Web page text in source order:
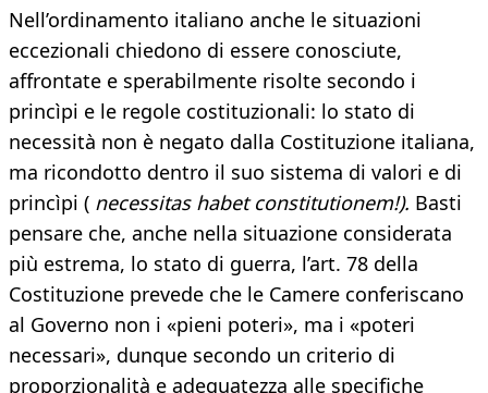
Nell’ordinamento italiano anche le situazioni
eccezionali chiedono di essere conosciute,
affrontate e sperabilmente risolte secondo i
princìpi e le regole costituzionali: lo stato di
necessità non è negato dalla Costituzione italiana,
ma ricondotto dentro il suo sistema di valori e di
princìpi ( necessitas habet constitutionem!). Basti
pensare che, anche nella situazione considerata
più estrema, lo stato di guerra, l’art. 78 della
Costituzione prevede che le Camere conferiscano
al Governo non i «pieni poteri», ma i «poteri
necessari», dunque secondo un criterio di
proporzionalità e adeguatezza alle specifiche